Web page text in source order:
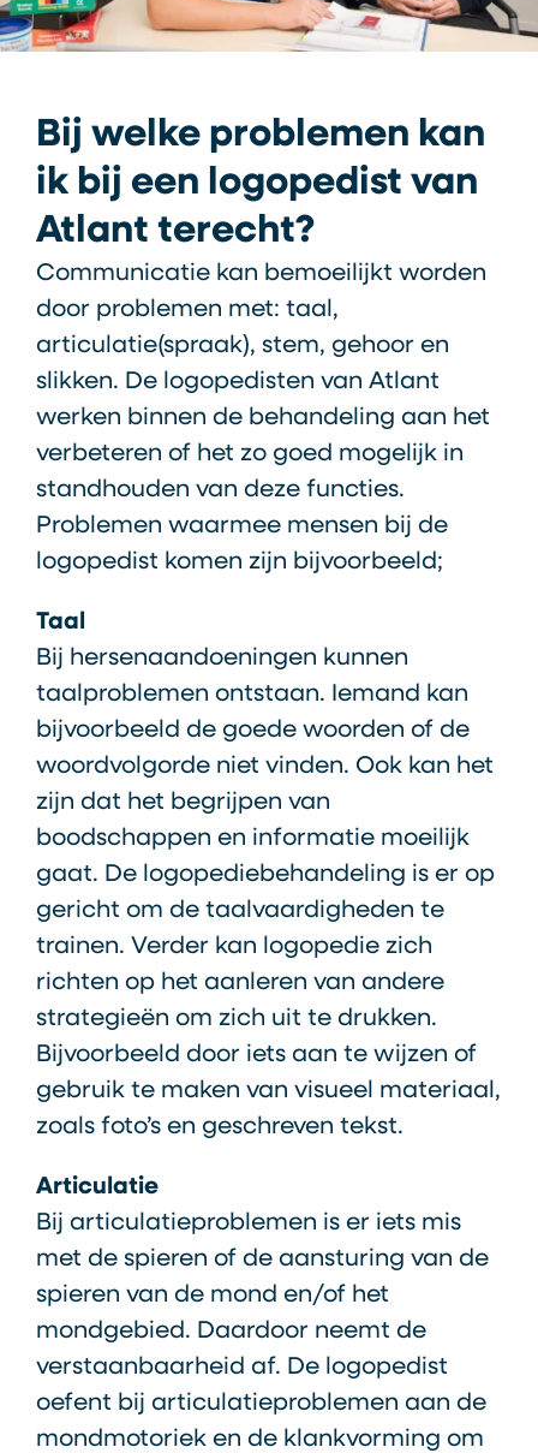
Bij welke problemen kan
ik bij een logopedist van
Atlant terecht?
Communicatie kan bemoeilijkt worden
door problemen met: taal,
articulatie(spraak), stem, gehoor en
slikken. De logopedisten van Atlant
werken binnen de behandeling aan het
verbeteren of het zo goed mogelijk in
standhouden van deze functies.
Problemen waarmee mensen bij de
logopedist komen zijn bijvoorbeeld;
Taal
Bij hersenaandoeningen kunnen
taalproblemen ontstaan. Iemand kan
bijvoorbeeld de goede woorden of de
woordvolgorde niet vinden. Ook kan het
zijn dat het begrijpen van
boodschappen en informatie moeilijk
gaat. De logopediebehandeling is er op
gericht om de taalvaardigheden te
trainen. Verder kan logopedie zich
richten op het aanleren van andere
strategieën om zich uit te drukken.
Bijvoorbeeld door iets aan te wijzen of
gebruik te maken van visueel materiaal,
zoals foto’s en geschreven tekst.
Articulatie
Bij articulatieproblemen is er iets mis
met de spieren of de aansturing van de
spieren van de mond en/of het
mondgebied. Daardoor neemt de
verstaanbaarheid af. De logopedist
oefent bij articulatieproblemen aan de
mondmotoriek en de klankvorming om